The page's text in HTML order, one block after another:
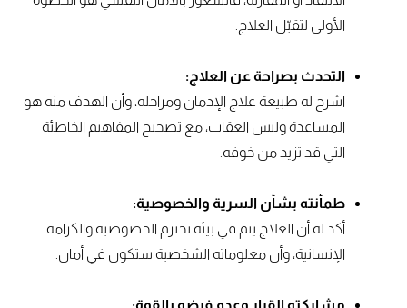
الأولى لتقبّل العلاج.
التحدث بصراحة عن العلاج:
اشرح له طبيعة علاج الإدمان ومراحله، وأن الهدف منه هو
المساعدة وليس العقاب، مع تصحيح المفاهيم الخاطئة
التي قد تزيد من خوفه.
طمأنته بشأن السرية والخصوصية:
أكد له أن العلاج يتم في بيئة تحترم الخصوصية والكرامة
الإنسانية، وأن معلوماته الشخصية ستكون في أمان.